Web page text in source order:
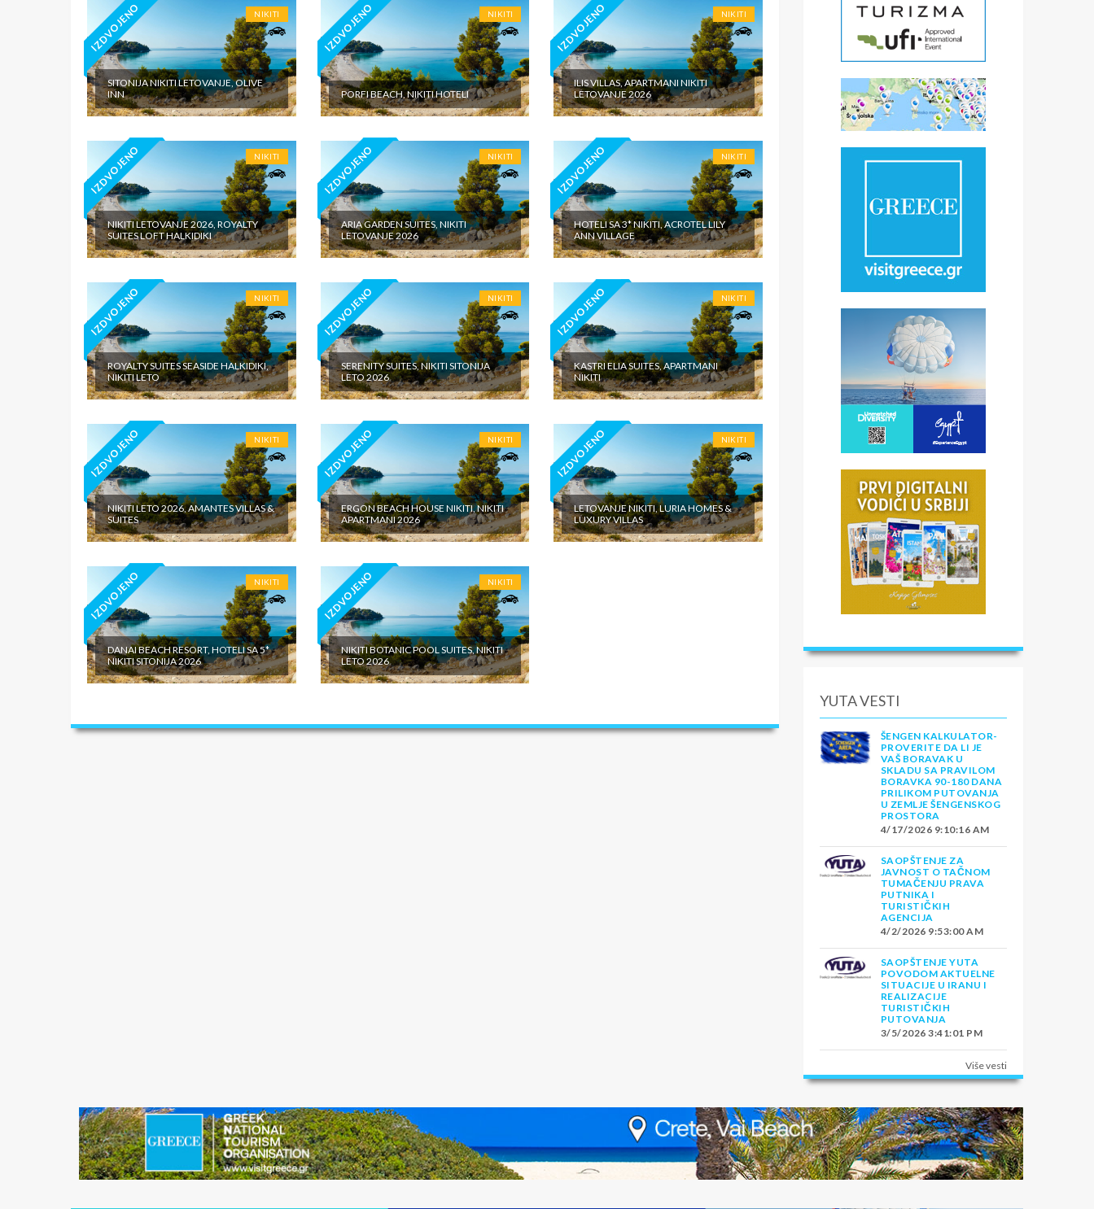
IZDVOJENO NIKITI
SITONIJA NIKITI LETOVANJE, OLIVE
INN
IZDVOJENO NIKITI
PORFI BEACH, NIKITI HOTELI
IZDVOJENO NIKITI
ILIS VILLAS, APARTMANI NIKITI
LETOVANJE 2026
IZDVOJENO NIKITI
NIKITI LETOVANJE 2026, ROYALTY
SUITES LOFT HALKIDIKI
IZDVOJENO NIKITI
ARIA GARDEN SUITES, NIKITI
LETOVANJE 2026
IZDVOJENO NIKITI
HOTELI SA 3* NIKITI, ACROTEL LILY
ANN VILLAGE
IZDVOJENO NIKITI
ROYALTY SUITES SEASIDE HALKIDIKI,
NIKITI LETO
IZDVOJENO NIKITI
SERENITY SUITES, NIKITI SITONIJA
LETO 2026
IZDVOJENO NIKITI
KASTRI ELIA SUITES, APARTMANI
NIKITI
IZDVOJENO NIKITI
NIKITI LETO 2026, AMANTES VILLAS &
SUITES
IZDVOJENO NIKITI
ERGON BEACH HOUSE NIKITI, NIKITI
APARTMANI 2026
IZDVOJENO NIKITI
LETOVANJE NIKITI, LURIA HOMES &
LUXURY VILLAS
IZDVOJENO NIKITI
DANAI BEACH RESORT, HOTELI SA 5*
NIKITI SITONIJA 2026
IZDVOJENO NIKITI
NIKITI BOTANIC POOL SUITES, NIKITI
LETO 2026
YUTA VESTI
ŠENGEN KALKULATOR-
PROVERITE DA LI JE
VAŠ BORAVAK U
SKLADU SA PRAVILOM
BORAVKA 90-180 DANA
PRILIKOM PUTOVANJA
U ZEMLJE ŠENGENSKOG
PROSTORA
4/17/2026 9:10:16 AM
SAOPŠTENJE ZA
JAVNOST O TAČNOM
TUMAČENJU PRAVA
PUTNIKA I
TURISTIČKIH
AGENCIJA
4/2/2026 9:53:00 AM
SAOPŠTENJE YUTA
POVODOM AKTUELNE
SITUACIJE U IRANU I
REALIZACIJE
TURISTIČKIH
PUTOVANJA
3/5/2026 3:41:01 PM
Više vesti